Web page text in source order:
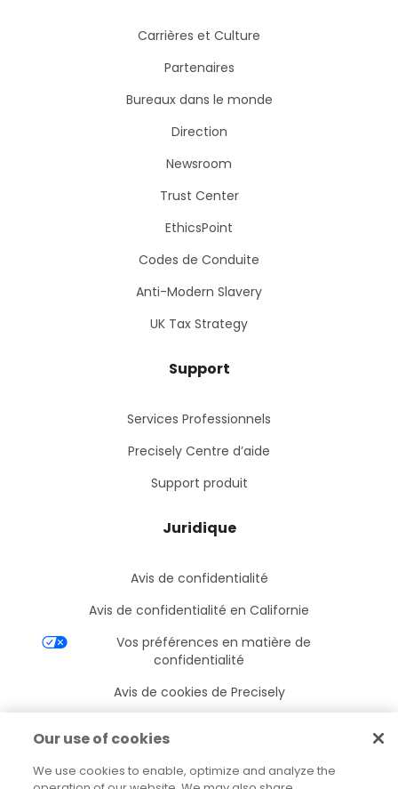
Carrières et Culture
Partenaires
Bureaux dans le monde
Direction
Newsroom
Trust Center
EthicsPoint
Codes de Conduite
Anti-Modern Slavery
UK Tax Strategy
Support
Services Professionnels
Precisely Centre d’aide
Support produit
Juridique
Avis de confidentialité
Avis de confidentialité en Californie
Vos préférences en matière de
confidentialité
Avis de cookies de Precisely
Our use of cookies
We use cookies to enable, optimize and analyze the